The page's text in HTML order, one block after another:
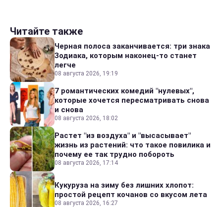
Читайте также
Черная полоса заканчивается: три знака
Зодиака, которым наконец-то станет
легче
08 августа 2026, 19:19
7 романтических комедий "нулевых",
которые хочется пересматривать снова
и снова
08 августа 2026, 18:02
Растет "из воздуха" и "высасывает"
жизнь из растений: что такое повилика и
почему ее так трудно побороть
08 августа 2026, 17:14
Кукуруза на зиму без лишних хлопот:
простой рецепт кочанов со вкусом лета
08 августа 2026, 16:27